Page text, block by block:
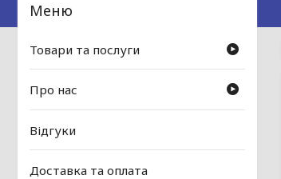
Товари та послуги
Про нас
Відгуки
Доставка та оплата